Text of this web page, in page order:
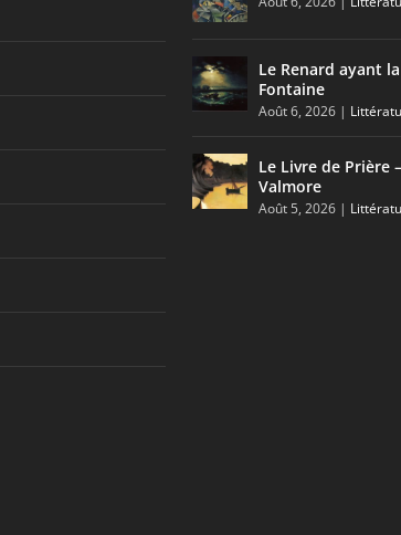
Le Renard ayant
Fontaine
Août 6, 2026 |
Le Livre de Prière
Valmore
Août 5, 2026 |